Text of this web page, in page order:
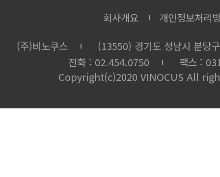
회사개요
개인정보처리
(주)비노쿠스
(13550) 경기도 성남시 분당
전화 : 02.454.0750
팩스 :
Copyright(c)2020 VINOCUS All